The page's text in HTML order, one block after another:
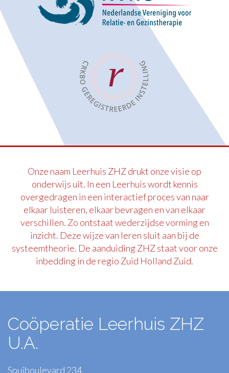
Onze naam Leerhuis ZHZ drukt onze visie op
onderwijs uit. In een Leerhuis wordt kennis
overgedragen in een interactief proces van naar
elkaar luisteren, elkaar bevragen en van elkaar
verschillen. Zo ontstaat wederzijdse vorming en
inzicht. Deze wijze van leren sluit aan bij de
systeemtheorie. De aanduiding ZHZ staat voor onze
inbedding in de regio Zuid Holland Zuid.
Coöperatie Leerhuis ZHZ
U.A.
Spuiboulevard 234